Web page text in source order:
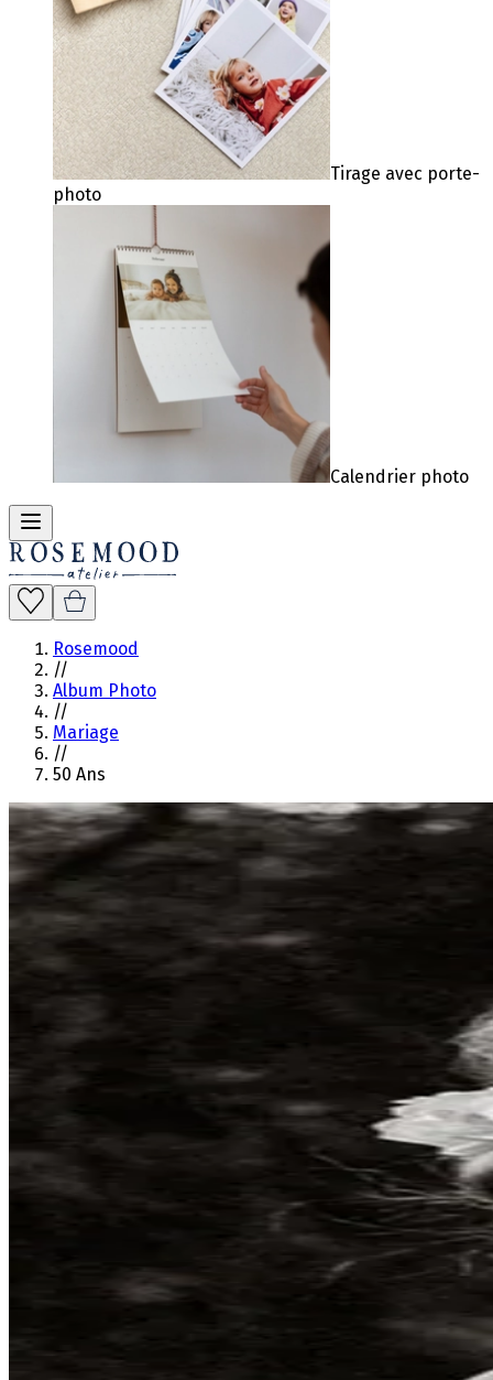
Tirage avec porte-
photo
Calendrier photo
Rosemood
//
Album Photo
//
Mariage
//
50 Ans